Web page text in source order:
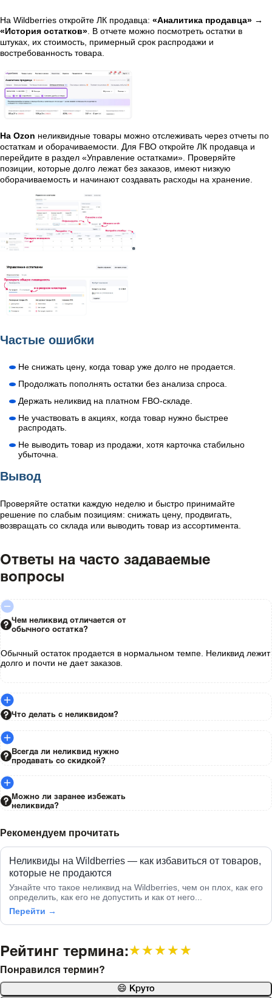
На Wildberries откройте ЛК продавца: «Аналитика продавца» →
«История остатков» . В отчете можно посмотреть остатки в
штуках, их стоимость, примерный срок распродажи и
востребованность товара.
На Ozon неликвидные товары можно отслеживать через отчеты по
остаткам и оборачиваемости. Для FBO откройте ЛК продавца и
перейдите в раздел «Управление остатками». Проверяйте
позиции, которые долго лежат без заказов, имеют низкую
оборачиваемость и начинают создавать расходы на хранение.
Частые ошибки
Не снижать цену, когда товар уже долго не продается.
Продолжать пополнять остатки без анализа спроса.
Держать неликвид на платном FBO-складе.
Не участвовать в акциях, когда товар нужно быстрее
распродать.
Не выводить товар из продажи, хотя карточка стабильно
убыточна.
Вывод
Проверяйте остатки каждую неделю и быстро принимайте
решение по слабым позициям: снижать цену, продвигать,
возвращать со склада или выводить товар из ассортимента.
Ответы на часто задаваемые
вопросы
Чем неликвид отличается от
обычного остатка?
Обычный остаток продается в нормальном темпе. Неликвид лежит
долго и почти не дает заказов.
Что делать с неликвидом?
Всегда ли неликвид нужно
продавать со скидкой?
Можно ли заранее избежать
неликвида?
Рекомендуем прочитать
Неликвиды на Wildberries — как избавиться от товаров,
которые не продаются
Узнайте что такое неликвид на Wildberries, чем он плох, как его
определить, как его не допустить и как от него...
Перейти →
Рейтинг термина:★★★★★
★★★★★
Понравился термин?
😄 Круто